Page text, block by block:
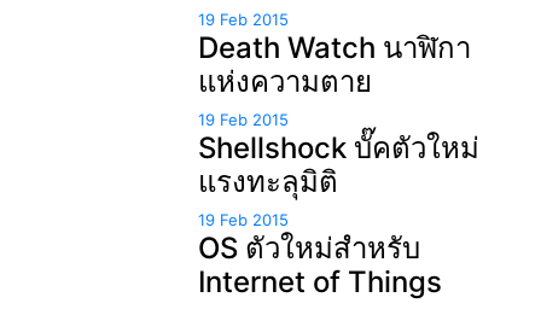
19 Feb 2015
Death Watch นาฬิกา
แห่งความตาย
19 Feb 2015
Shellshock บั๊คตัวใหม่
แรงทะลุมิติ
19 Feb 2015
OS ตัวใหม่สำหรับ
Internet of Things